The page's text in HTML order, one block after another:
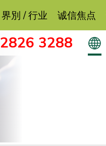
界別 / 行业 诚信焦点
2826 3288